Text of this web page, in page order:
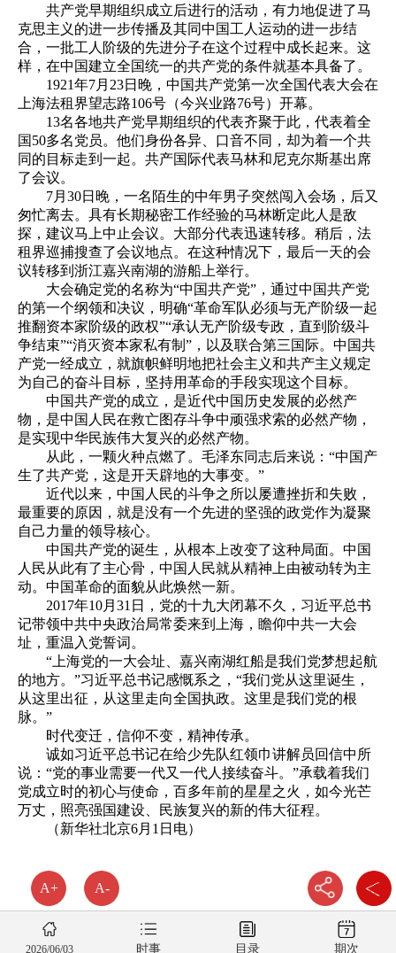
A+ A-
共产党早期组织成立后进行的活动，有力地促进了马
克思主义的进一步传播及其同中国工人运动的进一步结
合，一批工人阶级的先进分子在这个过程中成长起来。这
样，在中国建立全国统一的共产党的条件就基本具备了。
1921年7月23日晚，中国共产党第一次全国代表大会在
上海法租界望志路106号（今兴业路76号）开幕。
13名各地共产党早期组织的代表齐聚于此，代表着全
国50多名党员。他们身份各异、口音不同，却为着一个共
同的目标走到一起。共产国际代表马林和尼克尔斯基出席
了会议。
7月30日晚，一名陌生的中年男子突然闯入会场，后又
匆忙离去。具有长期秘密工作经验的马林断定此人是敌
探，建议马上中止会议。大部分代表迅速转移。稍后，法
租界巡捕搜查了会议地点。在这种情况下，最后一天的会
议转移到浙江嘉兴南湖的游船上举行。
大会确定党的名称为“中国共产党”，通过中国共产党
的第一个纲领和决议，明确“革命军队必须与无产阶级一起
推翻资本家阶级的政权”“承认无产阶级专政，直到阶级斗
争结束”“消灭资本家私有制”，以及联合第三国际。中国共
产党一经成立，就旗帜鲜明地把社会主义和共产主义规定
为自己的奋斗目标，坚持用革命的手段实现这个目标。
中国共产党的成立，是近代中国历史发展的必然产
物，是中国人民在救亡图存斗争中顽强求索的必然产物，
是实现中华民族伟大复兴的必然产物。
从此，一颗火种点燃了。毛泽东同志后来说：“中国产
生了共产党，这是开天辟地的大事变。”
近代以来，中国人民的斗争之所以屡遭挫折和失败，
最重要的原因，就是没有一个先进的坚强的政党作为凝聚
自己力量的领导核心。
中国共产党的诞生，从根本上改变了这种局面。中国
人民从此有了主心骨，中国人民就从精神上由被动转为主
动。中国革命的面貌从此焕然一新。
2017年10月31日，党的十九大闭幕不久，习近平总书
记带领中共中央政治局常委来到上海，瞻仰中共一大会
址，重温入党誓词。
“上海党的一大会址、嘉兴南湖红船是我们党梦想起航
的地方。”习近平总书记感慨系之，“我们党从这里诞生，
从这里出征，从这里走向全国执政。这里是我们党的根
脉。”
时代变迁，信仰不变，精神传承。
诚如习近平总书记在给少先队红领巾讲解员回信中所
说：“党的事业需要一代又一代人接续奋斗。”承载着我们
党成立时的初心与使命，百多年前的星星之火，如今光芒
万丈，照亮强国建设、民族复兴的新的伟大征程。
（新华社北京6月1日电）
2026/06/03 时事 目录 期次